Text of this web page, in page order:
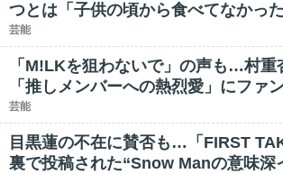
つとは「子供の頃から食べてなかった
芸能
「M!LKを狙わないで」の声も…村重
「推しメンバーへの熱烈愛」にファ
芸能
目黒蓮の不在に賛否も…「FIRST
裏で投稿された“Snow Manの意味深